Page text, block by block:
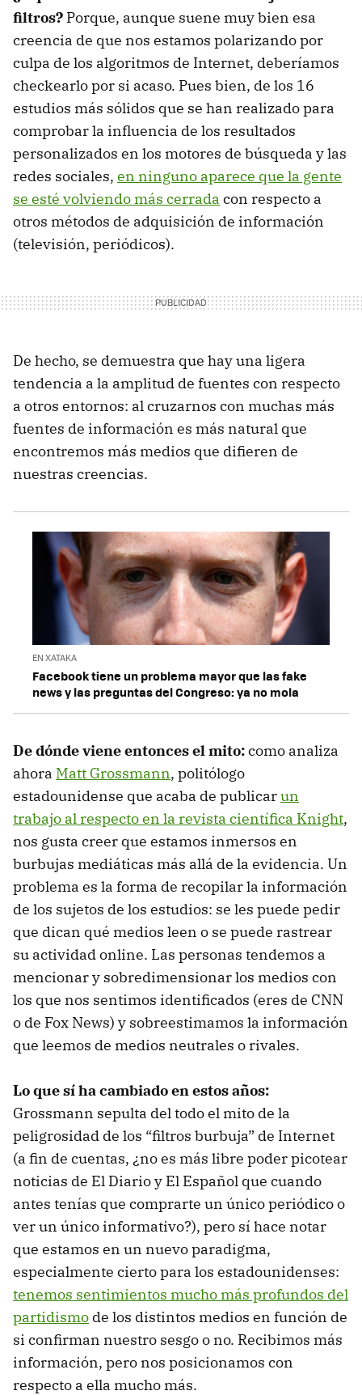
filtros? Porque, aunque suene muy bien esa
creencia de que nos estamos polarizando por
culpa de los algoritmos de Internet, deberíamos
checkearlo por si acaso. Pues bien, de los 16
estudios más sólidos que se han realizado para
comprobar la influencia de los resultados
personalizados en los motores de búsqueda y las
redes sociales, en ninguno aparece que la gente
se esté volviendo más cerrada con respecto a
otros métodos de adquisición de información
(televisión, periódicos).
De hecho, se demuestra que hay una ligera
tendencia a la amplitud de fuentes con respecto
a otros entornos: al cruzarnos con muchas más
fuentes de información es más natural que
encontremos más medios que difieren de
nuestras creencias.
EN XATAKA
Facebook tiene un problema mayor que las fake
news y las preguntas del Congreso: ya no mola
De dónde viene entonces el mito:como analiza
ahora Matt Grossmann, politólogo
estadounidense que acaba de publicarun
trabajo al respecto en la revista científica Knight,
nos gusta creer que estamos inmersos en
burbujas mediáticas más allá de la evidencia. Un
problema es la forma de recopilar la información
de los sujetos de los estudios: se les puede pedir
que dican qué medios leen o se puede rastrear
su actividad online. Las personas tendemos a
mencionar y sobredimensionar los medios con
los que nos sentimos identificados (eres de CNN
o de Fox News) y sobreestimamos la información
que leemos de medios neutrales o rivales.
Lo que sí ha cambiado en estos años:
Grossmann sepulta del todo el mito de la
peligrosidad de los “filtros burbuja” de Internet
(a fin de cuentas, ¿no es más libre poder picotear
noticias de El Diario y El Español que cuando
antes tenías que comprarte un único periódico o
ver un único informativo?), pero sí hace notar
que estamos en un nuevo paradigma,
especialmente cierto para los estadounidenses:
tenemos sentimientos mucho más profundos del
partidismo de los distintos medios en función de
si confirman nuestro sesgo o no. Recibimos más
información, pero nos posicionamos con
respecto a ella mucho más.